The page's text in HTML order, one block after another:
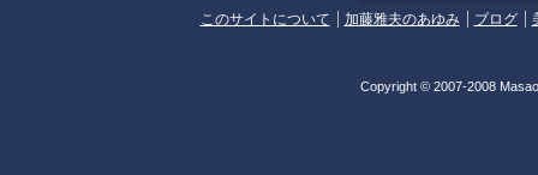
このサイトについて 加藤雅夫のあゆみ ブログ
Copyright © 2007-2008